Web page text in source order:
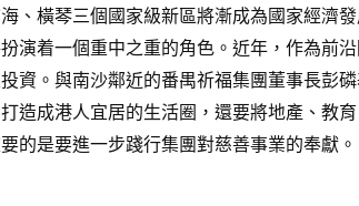
、橫琴三個國家級新區將漸成為國家經濟
演着一個重中之重的角色。近年，作為前
資。與南沙鄰近的番禺祈福集團董事長彭
造成港人宜居的生活圈，還要將地產、教
的是要進一步踐行集團對慈善事業的奉獻。